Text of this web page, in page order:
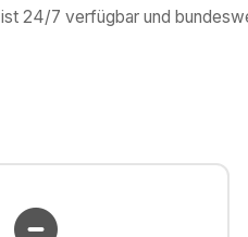
24/7 verfügbar und